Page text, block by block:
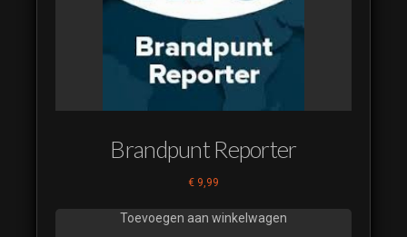
Brandpunt Reporter
€ 9,99
Toevoegen aan winkelwagen